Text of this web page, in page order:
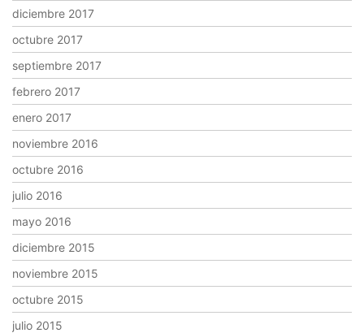
diciembre 2017
octubre 2017
septiembre 2017
febrero 2017
enero 2017
noviembre 2016
octubre 2016
julio 2016
mayo 2016
diciembre 2015
noviembre 2015
octubre 2015
julio 2015